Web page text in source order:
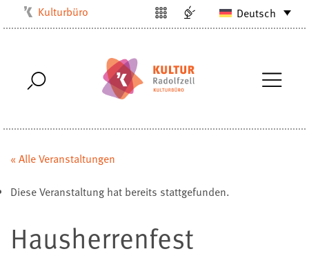
Kulturbüro
Stadtarchiv
Stadtbibliothek
Villa Bosch
Deutsch
« Alle Veranstaltungen
Diese Veranstaltung hat bereits stattgefunden.
Hausherrenfest